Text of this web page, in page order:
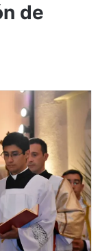
de